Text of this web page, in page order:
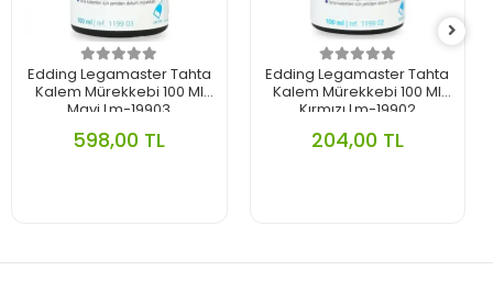
Edding Legamaster Tahta
Kalem Mürekkebi 100 Ml
Mavi Lm-19903
598,00 TL
Edding Legamaster Tahta
Kalem Mürekkebi 100 Ml
Kırmızı Lm-19902
204,00 TL